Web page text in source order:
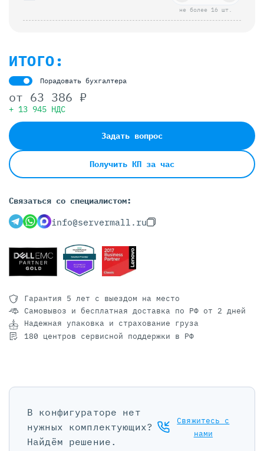
не более 16 шт.
ИТОГО:
Порадовать бухгалтера
от 63 386 ₽
+ 13 945 НДС
Задать вопрос
Получить КП за час
Связаться со специалистом:
info@servermall.ru
Гарантия 5 лет с выездом на место
Самовывоз и бесплатная доставка по РФ от 2 дней
Надежная упаковка и страхование груза
180 центров сервисной поддержки в РФ
В конфигураторе нет
нужных комплектующих?
Найдём решение.
Свяжитесь с
нами